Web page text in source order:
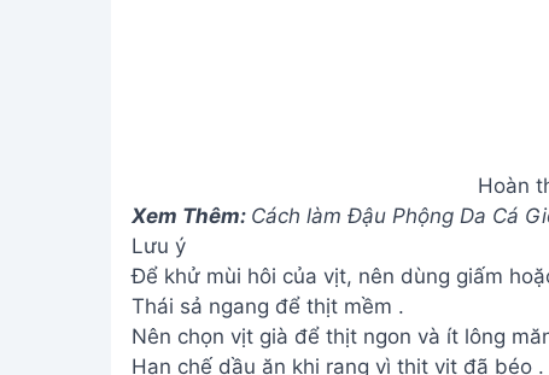
2. Nếu không có ớt tươi, mình có thể thay
Bạn có thể thay thế ớt tươi bằng ớt bột
cho phù hợp với khẩu vị của mình, vì ớt
Chúc bạn thành công với món vịt rang sả
thức và chia sẻ thành quả tuyệt vời này